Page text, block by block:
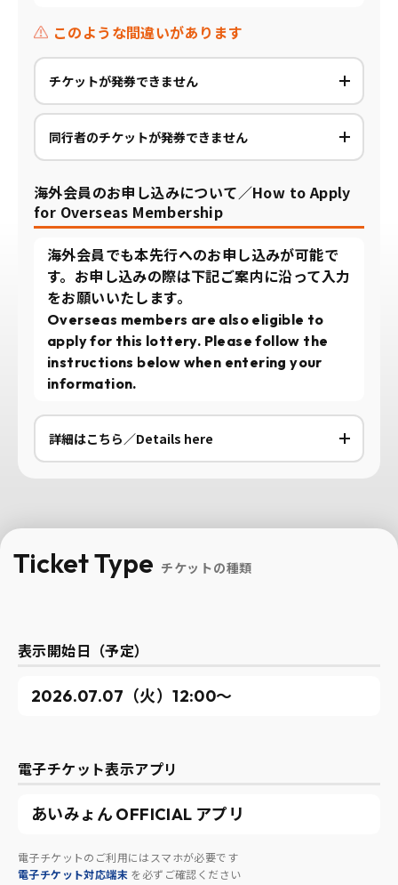
このような間違いがあります
チケットが発券できません
同行者のチケットが発券できません
海外会員のお申し込みについて／How to Apply
for Overseas Membership
海外会員でも本先行へのお申し込みが可能で
す。お申し込みの際は下記ご案内に沿って入力
をお願いいたします。
Overseas members are also eligible to
apply for this lottery. Please follow the
instructions below when entering your
information.
詳細はこちら／Details here
Ticket Type チケットの種類
表示開始日（予定）
2026.07.07（火）12:00～
電子チケット表示アプリ
あいみょん OFFICIAL アプリ
電子チケットのご利用にはスマホが必要です
電子チケット対応端末 を必ずご確認ください